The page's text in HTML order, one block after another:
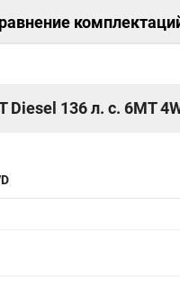
Diesel 136 л. с. 6MT